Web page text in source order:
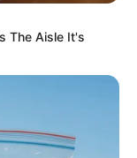
The Aisle It's